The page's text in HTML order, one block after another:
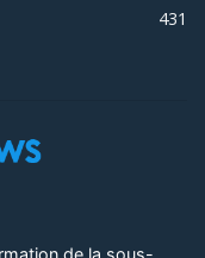
431
de la sous-